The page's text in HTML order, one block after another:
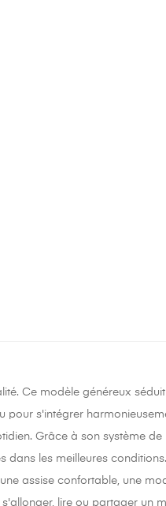
Ce modèle généreux
pour s'intégrer
Grâce à son système de
dans les meilleures
assise confortable, une
lire ou partager un